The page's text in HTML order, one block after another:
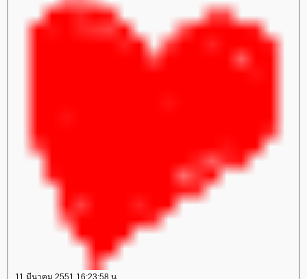
11 มีนาคม 2551 16:23:58 น.